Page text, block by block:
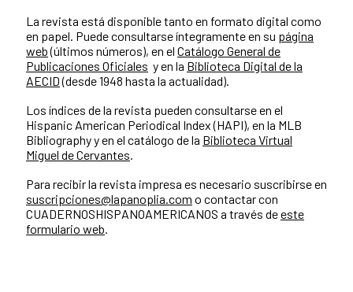
La revista está disponible tanto en formato digital como
en papel. Puede consultarse íntegramente en su página
web(últimos números), en el Catálogo General de
Publicaciones Oficiales y en la Biblioteca Digital de la
AECID(desde 1948 hasta la actualidad).
Los índices de la revista pueden consultarse en el
Hispanic American Periodical Index (HAPI), en la MLB
Bibliography y en el catálogo de la Biblioteca Virtual
Miguel de Cervantes
Para recibir la revista impresa es necesario suscribirse en
suscripciones@lapanoplia.com o contactar con
CUADERNOSHISPANOAMERICANOS a través deeste
formulario web